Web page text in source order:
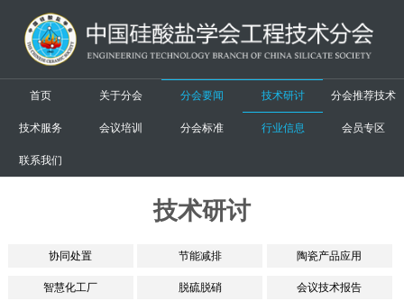
首页 关于分会 分会要闻 技术研讨 分会推荐技术
技术服务 会议培训 分会标准 行业信息 会员专区
联系我们
技术研讨
协同处置 节能减排 陶瓷产品应用
智慧化工厂 脱硫脱硝 会议技术报告